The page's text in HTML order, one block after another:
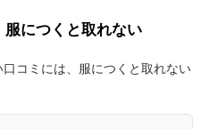
につくと取れない
コミには、服につくと取れない